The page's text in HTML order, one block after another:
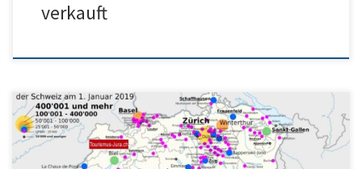
verkauft